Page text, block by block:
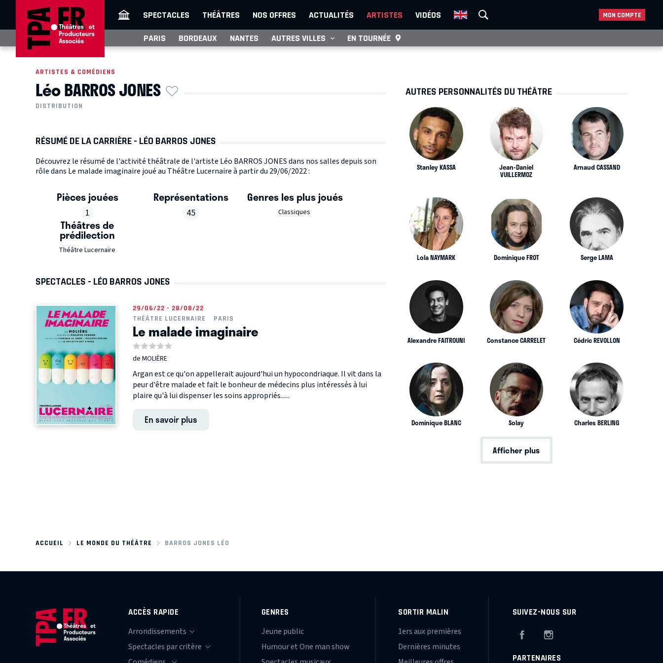
SPECTACLES THÉÂTRES NOS OFFRES ACTUALITÉS ARTISTES VIDÉOS MON COMPTE
PARIS BORDEAUX NANTES AUTRES VILLES EN TOURNÉE
ARTISTES & COMÉDIENS
Léo BARROS JONES
DISTRIBUTION
RÉSUMÉ DE LA CARRIÈRE - LÉO BARROS JONES
Découvrez le résumé de l'activité théâtrale de l'artiste Léo BARROS JONES dans nos salles depuis son
rôle dans Le malade imaginaire joué au Théâtre Lucernaire à partir du 29/06/2022 :
Pièces jouées
1
Représentations
45
Genres les plus joués
Classiques
Théâtres de
prédilection
Théâtre Lucernaire
SPECTACLES - LÉO BARROS JONES
29/06/22 - 28/08/22
THÉÂTRE LUCERNAIRE
PARIS
Le malade imaginaire
de MOLIÈRE
Argan est ce qu'on appellerait aujourd'hui un hypocondriaque. Il vit dans la
peur d'être malade et fait le bonheur de médecins plus intéressés à lui
plaire qu'à lui dispenser les soins appropriés......
En savoir plus
AUTRES PERSONNALITÉS DU THÉÂTRE
Stanley KASSA Jean-Daniel
VUILLERMOZ
Arnaud CASSAND
Lola NAYMARK Dominique FROT Serge LAMA
Alexandre FAITROUNI Constance CARRELET Cédric REVOLLON
Dominique BLANC Solay Charles BERLING
Afficher plus
ACCUEIL LE MONDE DU THÉÂTRE BARROS JONES LÉO
ACCÈS RAPIDE GENRES
Jeune public
Humour et One man show
SORTIR MALIN
1ers aux premières
Dernières minutes
SUIVEZ-NOUS SUR
Facebook
PARTENAIRES